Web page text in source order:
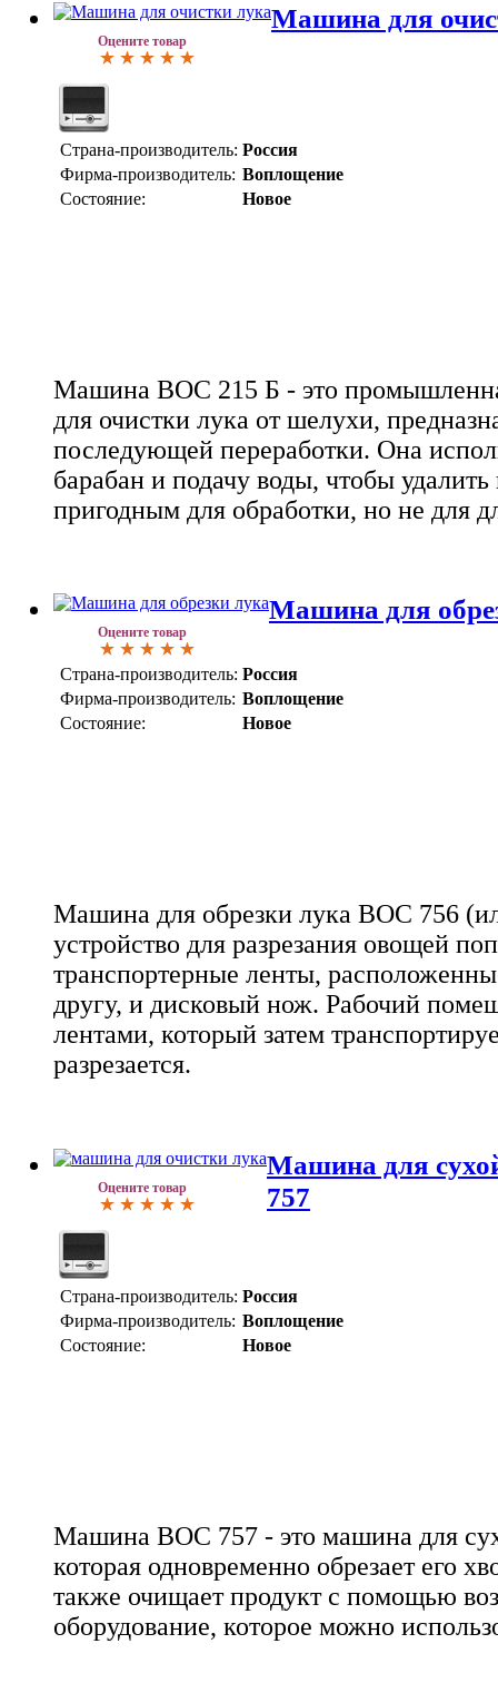
Оцените товар
Машина для
Страна-производитель: Россия
Фирма-производитель: Воплощение
Состояние:
Новое
Машина ВОС 215 Б - это
для очистки лука от шелухи,
последующей переработки. Она
барабан и подачу воды, чтобы
пригодным для обработки, но не для
Оцените товар
Машина для
Страна-производитель: Россия
Фирма-производитель: Воплощение
Состояние:
Новое
Машина для обрезки лука ВОС 756
устройство для разрезания овощей
транспортерные ленты,
другу, и дисковый нож. Рабочий
лентами, который затем
разрезается.
Оцените товар
Машина для
757
Страна-производитель: Россия
Фирма-производитель: Воплощение
Состояние:
Новое
Машина ВОС 757 - это машина для
которая одновременно обрезает его
также очищает продукт с помощью
оборудование, которое можно